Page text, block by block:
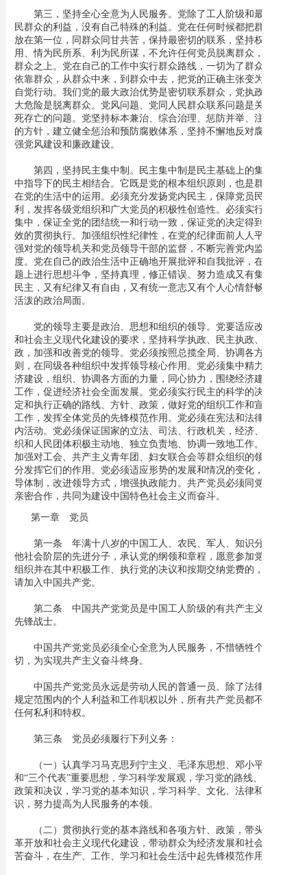
第三，坚持全心全意为人民服务。党除了工人阶级和最广大人
民群众的利益，没有自己特殊的利益。党在任何时候都把群众利益
放在第一位，同群众同甘共苦，保持最密切的联系，坚持权为民所
用、情为民所系、利为民所谋，不允许任何党员脱离群众，凌驾于
群众之上。党在自己的工作中实行群众路线，一切为了群众，一切
依靠群众，从群众中来，到群众中去，把党的正确主张变为群众的
自觉行动。我们党的最大政治优势是密切联系群众，党执政后的最
大危险是脱离群众。党风问题、党同人民群众联系问题是关系党生
死存亡的问题。党坚持标本兼治、综合治理、惩防并举、注重预防
的方针，建立健全惩治和预防腐败体系，坚持不懈地反对腐败，加
强党风建设和廉政建设。
第四，坚持民主集中制。民主集中制是民主基础上的集中和集
中指导下的民主相结合。它既是党的根本组织原则，也是群众路线
在党的生活中的运用。必须充分发扬党内民主，保障党员民主权
利，发挥各级党组织和广大党员的积极性创造性。必须实行正确的
集中，保证全党的团结统一和行动一致，保证党的决定得到迅速有
效的贯彻执行。加强组织性纪律性，在党的纪律面前人人平等。加
强对党的领导机关和党员领导干部的监督，不断完善党内监督制
度。党在自己的政治生活中正确地开展批评和自我批评，在原则问
题上进行思想斗争，坚持真理，修正错误。努力造成又有集中又有
民主，又有纪律又有自由，又有统一意志又有个人心情舒畅的生动
活泼的政治局面。
党的领导主要是政治、思想和组织的领导。党要适应改革开放
和社会主义现代化建设的要求，坚持科学执政、民主执政、依法执
政，加强和改善党的领导。党必须按照总揽全局、协调各方的原
则，在同级各种组织中发挥领导核心作用。党必须集中精力领导经
济建设，组织、协调各方面的力量，同心协力，围绕经济建设开展
工作，促进经济社会全面发展。党必须实行民主的科学的决策，制
定和执行正确的路线、方针、政策，做好党的组织工作和宣传教育
工作，发挥全体党员的先锋模范作用。党必须在宪法和法律的范围
内活动。党必须保证国家的立法、司法、行政机关，经济、文化组
织和人民团体积极主动地、独立负责地、协调一致地工作。党必须
加强对工会、共产主义青年团、妇女联合会等群众组织的领导，充
分发挥它们的作用。党必须适应形势的发展和情况的变化，完善领
导体制，改进领导方式，增强执政能力。共产党员必须同党外群众
亲密合作，共同为建设中国特色社会主义而奋斗。
第一章 党员
第一条 年满十八岁的中国工人、农民、军人、知识分子和其
他社会阶层的先进分子，承认党的纲领和章程，愿意参加党的一个
组织并在其中积极工作、执行党的决议和按期交纳党费的，可以申
请加入中国共产党。
第二条 中国共产党党员是中国工人阶级的有共产主义觉悟的
先锋战士。
中国共产党党员必须全心全意为人民服务，不惜牺牲个人的一
切，为实现共产主义奋斗终身。
中国共产党党员永远是劳动人民的普通一员。除了法律和政策
规定范围内的个人利益和工作职权以外，所有共产党员都不得谋求
任何私利和特权。
第三条 党员必须履行下列义务：
（一）认真学习马克思列宁主义、毛泽东思想、邓小平理论
和“三个代表”重要思想，学习科学发展观，学习党的路线、方针、
政策和决议，学习党的基本知识，学习科学、文化、法律和业务知
识，努力提高为人民服务的本领。
（二）贯彻执行党的基本路线和各项方针、政策，带头参加改
革开放和社会主义现代化建设，带动群众为经济发展和社会进步艰
苦奋斗，在生产、工作、学习和社会生活中起先锋模范作用。